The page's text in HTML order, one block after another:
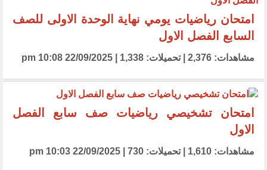
امتحان رياضيات يومي نهاية الوحدة الاولى للصف
السابع الفصل الاول
مشاهدات: 2,376 | تحميلات: 1,338 | 22/09/2025 10:08 pm
امتحان تشخيصي رياضيات صف سابع الفصل
الاول
مشاهدات: 1,610 | تحميلات: 730 | 22/09/2025 10:03 pm